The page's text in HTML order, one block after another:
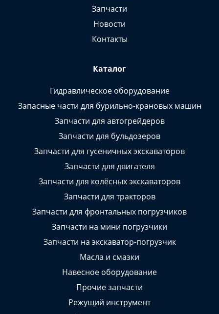
Запчасти
Новости
Контакты
Каталог
Гидравлическое оборудование
Запасные части для бурильно-крановых машин
Запчасти для автогрейдеров
Запчасти для бульдозеров
Запчасти для гусеничных экскаваторов
Запчасти для двигателя
Запчасти для колёсных экскаваторов
Запчасти для тракторов
Запчасти для фронтальных погрузчиков
Запчасти на мини погрузчики
Запчасти на экскаватор-погрузчик
Масла и смазки
Навесное оборудование
Прочие запчасти
Режущий инструмент